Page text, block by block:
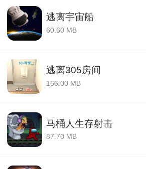
逃离宇宙船
60.60 MB
逃离305房间
166.00 MB
马桶人生存射击
87.70 MB